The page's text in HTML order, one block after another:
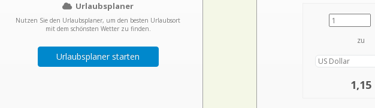
Urlaubsplaner
Nutzen Sie den Urlaubsplaner, um den besten Urlaubsort
mit dem schönsten Wetter zu finden.
Urlaubsplaner starten
zu
1,15